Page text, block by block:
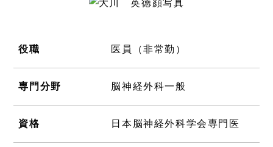
役職 医員（非常勤）
専門分野 脳神経外科一般
資格 日本脳神経外科学会専門医